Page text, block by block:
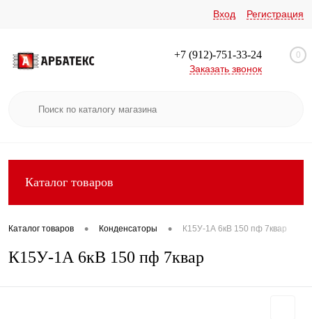
Вход Регистрация
+7 (912)-751-33-24
Заказать звонок
0
Каталог товаров
Каталог товаров • Конденсаторы • К15У-1А 6кВ 150 пф 7квар
К15У-1А 6кВ 150 пф 7квар